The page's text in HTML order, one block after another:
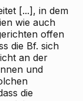
[...], in dem
wie auch
offen
die Bf. sich
an der
und
die